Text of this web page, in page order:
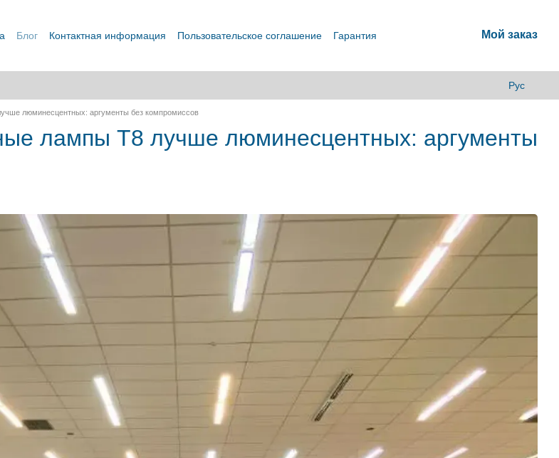
Блог Контактная информация Пользовательское соглашение
Гарантия
Мой заказ
Рус
люминесцентных: аргументы без компромиссов
лампы T8 лучше люминесцентных: аргументы